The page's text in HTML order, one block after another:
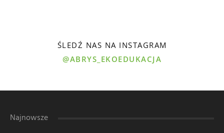
ŚLEDŹ NAS NA INSTAGRAM
@ABRYS_EKOEDUKACJA
Najnowsze